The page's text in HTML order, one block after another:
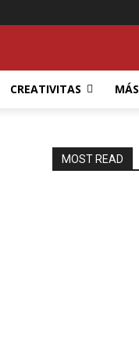
CREATIVITAS MÁS
MOST READ